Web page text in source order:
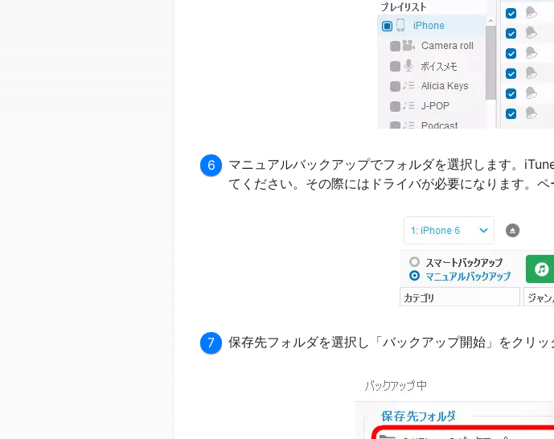
マニュアルバックアップでフォルダを選択します。
てください。その際にはドライバが必要になります。ペ
保存先フォルダを選択し「バックアップ開始」をクリッ